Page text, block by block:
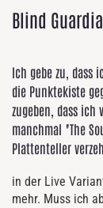
Blind
Ich gebe zu, dass
die Punktekiste
zugeben, dass ich
manchmal "The
Plattenteller
in der Live
mehr. Muss ich